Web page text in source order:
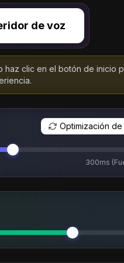
de voz
haz clic en el botón de inicio
Optimización de
300ms